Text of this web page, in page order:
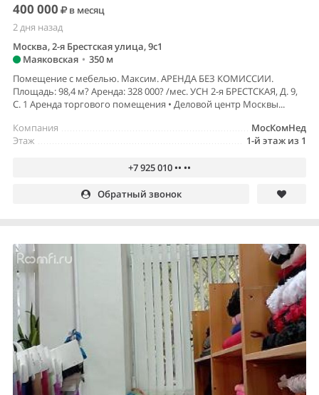
400 000
в месяц
2 дня назад
Москва, 2-я Брестская улица, 9с1
Маяковская • 350 м
Помещение с мебелью. Максим. АРЕНДА БЕЗ КОМИССИИ.
Площадь: 98,4 м? Аренда: 328 000? /мес. УСН 2-я БРЕСТСКАЯ, Д. 9,
С. 1 Аренда торгового помещения • Деловой центр Москвы...
МосКомНед
Компания
1-й этаж из 1
Этаж
+7 925 010 •• ••
Обратный звонок